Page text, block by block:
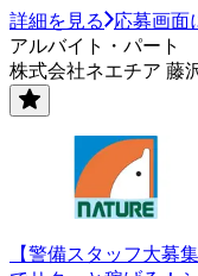
詳細を見る
応募画面
アルバイト・パート
株式会社ネエチア 藤
【警備スタッフ大募